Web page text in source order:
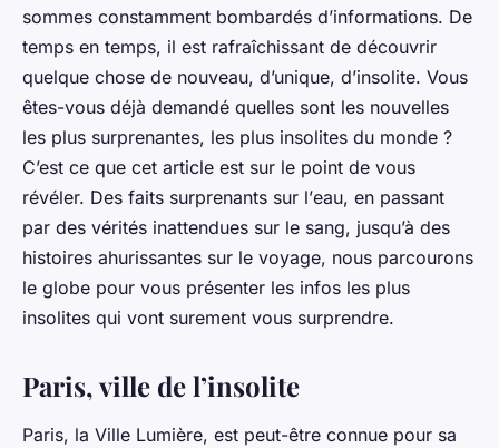
sommes constamment bombardés d’informations. De
temps en temps, il est rafraîchissant de découvrir
quelque chose de nouveau, d’unique, d’insolite. Vous
êtes-vous déjà demandé quelles sont les nouvelles
les plus surprenantes, les plus insolites du monde ?
C’est ce que cet article est sur le point de vous
révéler. Des faits surprenants sur l’eau, en passant
par des vérités inattendues sur le sang, jusqu’à des
histoires ahurissantes sur le voyage, nous parcourons
le globe pour vous présenter les infos les plus
insolites qui vont surement vous surprendre.
Paris, ville de l’insolite
Paris, la Ville Lumière, est peut-être connue pour sa